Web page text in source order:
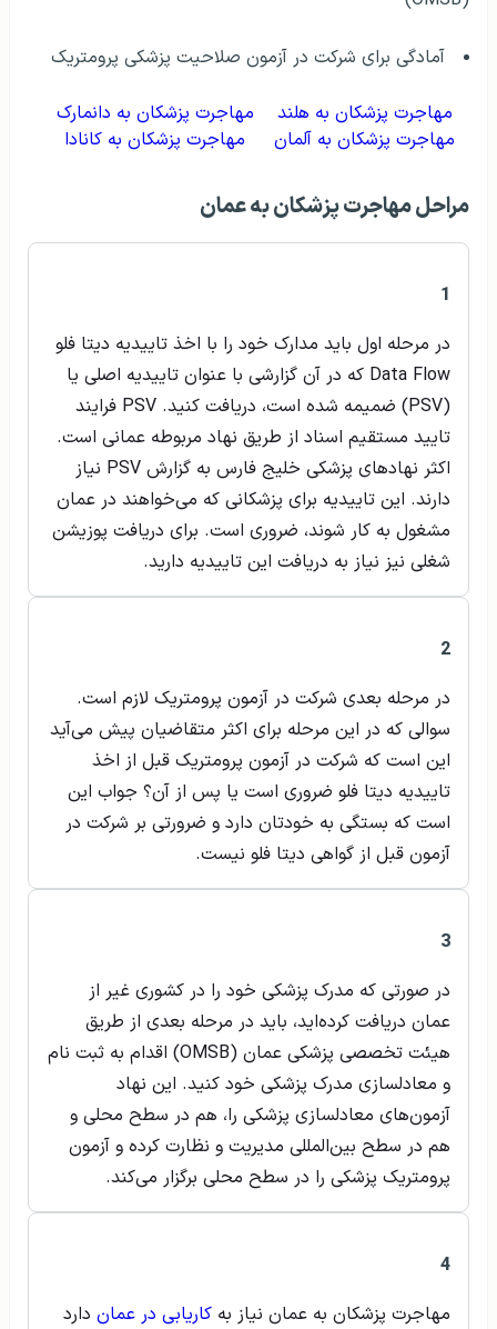
آمادگی برای شرکت در آزمون صلاحیت پزشکی پرومتریک
مهاجرت پزشکان به هلند
مهاجرت پزشکان به دانمارک
مهاجرت پزشکان به آلمان
مهاجرت پزشکان به کانادا
مراحل مهاجرت پزشکان به عمان
1
در مرحله اول باید مدارک خود را با اخذ تاییدیه دیتا فلو
Data Flow که در آن گزارشی با عنوان تاییدیه اصلی یا
(PSV) ضمیمه شده است، دریافت کنید. PSV فرایند
تایید مستقیم اسناد از طریق نهاد مربوطه عمانی است.
اکثر نهادهای پزشکی خلیج فارس به گزارش PSV نیاز
دارند. این تاییدیه برای پزشکانی که می‌خواهند در عمان
مشغول به کار شوند، ضروری است. برای دریافت پوزیشن
شغلی نیز نیاز به دریافت این تاییدیه دارید.
2
در مرحله بعدی شرکت در آزمون پرومتریک لازم است.
سوالی که در این مرحله برای اکثر متقاضیان پیش می‌آید
این است که شرکت در آزمون پرومتریک قبل از اخذ
تاییدیه دیتا فلو ضروری است یا پس از آن؟ جواب این
است که بستگی به خودتان دارد و ضرورتی بر شرکت در
آزمون قبل از گواهی دیتا فلو نیست.
3
در صورتی که مدرک پزشکی خود را در کشوری غیر از
عمان دریافت کرده‌اید، باید در مرحله بعدی از طریق
هیئت تخصصی پزشکی عمان (OMSB) اقدام به ثبت نام
و معادلسازی مدرک پزشکی خود کنید. این نهاد
آزمون‌های معادلسازی پزشکی را، هم در سطح محلی و
هم در سطح بین‌المللی مدیریت و نظارت کرده و آزمون
پرومتریک پزشکی را در سطح محلی برگزار می‌کند.
4
مهاجرت پزشکان به عمان نیاز به کاریابی در عمان دارد